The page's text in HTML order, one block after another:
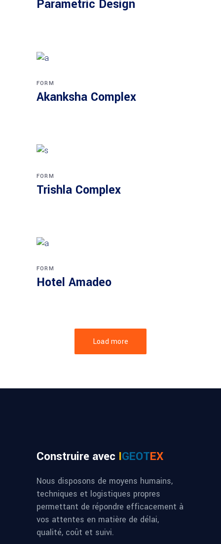
Parametric Design
FORM
Akanksha Complex
FORM
Trishla Complex
FORM
Hotel Amadeo
Load more
Construire avec IGEOTEX
Nous disposons de moyens humains,
techniques et logistiques propres
permettant de répondre efficacement à
vos attentes en matière de délai,
qualité, coût et suivi.